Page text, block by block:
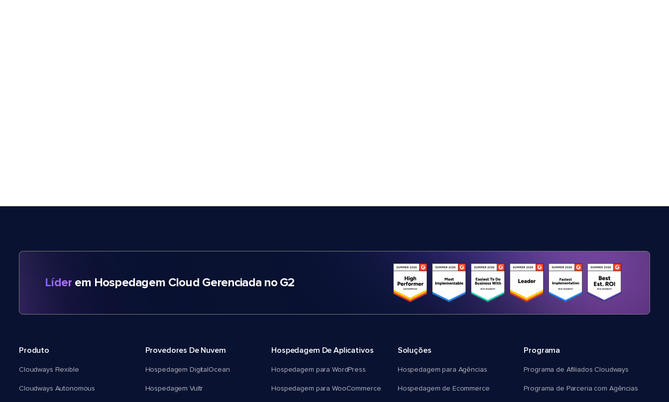
Líder em Hospedagem Cloud Gerenciada no G2
Produto
Cloudways Flexible
Cloudways Autonomous
Provedores De Nuvem
Hospedagem DigitalOcean
Hospedagem Vultr
Hospedagem De Aplicativos
Hospedagem para WordPress
Hospedagem para WooCommerce
Soluções
Hospedagem para Agências
Hospedagem de Ecommerce
Programa
Programa de Afiliados Cloudways
Programa de Parceria com Agências